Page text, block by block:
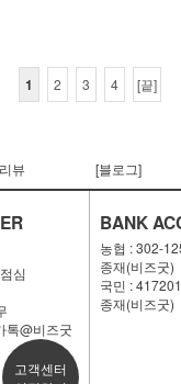
1 2 3 4 [끝]
뷰 [블로그]
심
톡@비즈굿
고객센터
BANK
농협 : 302-
종재(비즈굿)
국민 :
종재(비즈굿)